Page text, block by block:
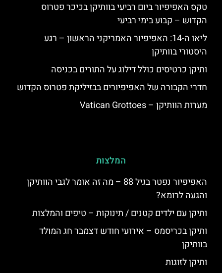
טקס האפיפיור ביום רביעי בוותיקן בכיכר פטרוס
הקדוש – קבוע בימי רביעי
ליאו ה-14: האפיפיור האמריקני הראשון – רגע
היסטורי בוותיקן
ותיקן כרטיסים כולל דילוג על התורים בכניסה
חדרי הקבורה של האפיפיורים בבזיליקת פטרוס הקדוש
מערות הוותיקן – Vatican Grottoes
המלצות
האפיפיור נפטר בגיל 88 – מה זה אומר לגבי הוותיקן
והגעה לרומא?
ותיקן עם ילדים קטנים / תינוקות – טיפים והמלצות
ותיקן בכריסמס – אירועי חודש דצמבר חג המולד
בוותיקן
ותיקן לזוגות